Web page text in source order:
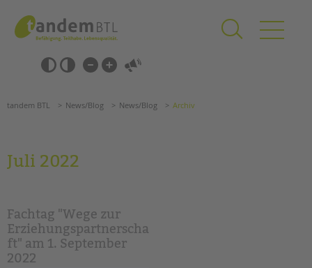
springen
Barrierefrei-
Einstellungen
überspringen
überspringen
Förderzentren
Kollegs
EFöB
Schulbezogene Sozialarbeit
tandem BTL News/Blog News/Blog Archiv
Juli 2022
Fachtag "Wege zur
Erziehungspartnerscha
ft" am 1. September
2022